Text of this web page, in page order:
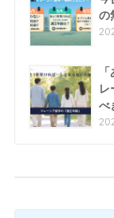
の
レ
べ